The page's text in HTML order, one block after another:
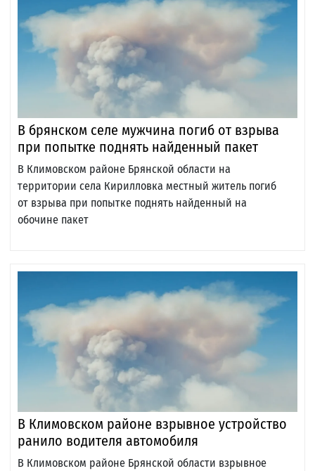
В брянском селе мужчина погиб от взрыва
при попытке поднять найденный пакет
В Климовском районе Брянской области на
территории села Кирилловка местный житель погиб
от взрыва при попытке поднять найденный на
обочине пакет
В Климовском районе взрывное устройство
ранило водителя автомобиля
В Климовском районе Брянской области взрывное